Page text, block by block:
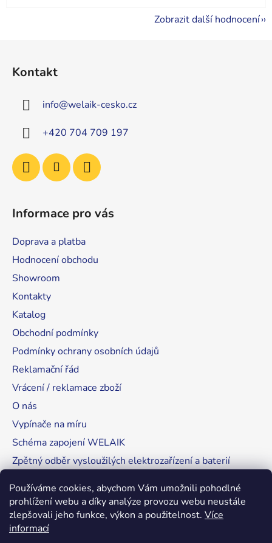
Používáme cookies, abychom Vám umožnili pohodlné
prohlížení webu a díky analýze provozu webu neustále
zlepšovali jeho funkce, výkon a použitelnost. Více
informací
Zobrazit další hodnocení
Kontakt
info@welaik-cesko.cz
+420 704 709 197
Informace pro vás
Doprava a platba
Hodnocení obchodu
Showroom
Kontakty
Katalog
Obchodní podmínky
Podmínky ochrany osobních údajů
Reklamační řád
Vrácení / reklamace zboží
O nás
Vypínače na míru
Schéma zapojení WELAIK
Zpětný odběr vysloužilých elektrozařízení a baterií